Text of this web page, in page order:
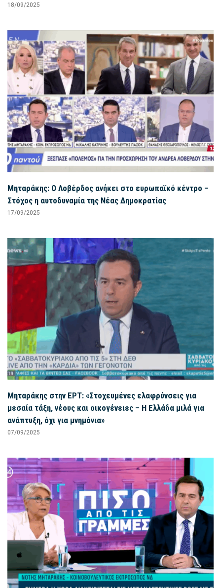
18/09/2025
Μηταράκης: Ο Λοβέρδος ανήκει στο ευρωπαϊκό κέντρο –
Στόχος η αυτοδυναμία της Νέας Δημοκρατίας
17/09/2025
Μηταράκης στην ΕΡΤ: «Στοχευμένες ελαφρύνσεις για
μεσαία τάξη, νέους και οικογένειες – Η Ελλάδα μιλά για
ανάπτυξη, όχι για μνημόνια»
07/09/2025